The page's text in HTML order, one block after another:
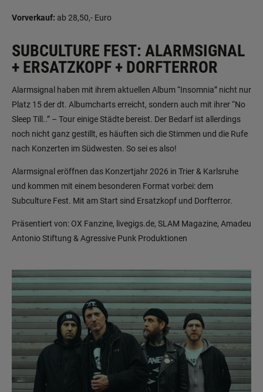
Vorverkauf: ab 28,50,- Euro
SUBCULTURE FEST: ALARMSIGNAL
+ ERSATZKOPF + DORFTERROR
Alarmsignal haben mit ihrem aktuellen Album “Insomnia” nicht nur
Platz 15 der dt. Albumcharts erreicht, sondern auch mit ihrer “No
Sleep Till..” – Tour einige Städte bereist. Der Bedarf ist allerdings
noch nicht ganz gestillt, es häuften sich die Stimmen und die Rufe
nach Konzerten im Südwesten. So sei es also!
Alarmsignal eröffnen das Konzertjahr 2026 in Trier & Karlsruhe
und kommen mit einem besonderen Format vorbei: dem
Subculture Fest. Mit am Start sind Ersatzkopf und Dorfterror.
Präsentiert von: OX Fanzine, livegigs.de, SLAM Magazine, Amadeu
Antonio Stiftung & Agressive Punk Produktionen